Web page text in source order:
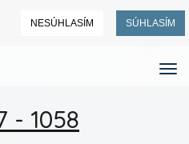
NESÚHLASÍM SÚHLASÍM
- 1058